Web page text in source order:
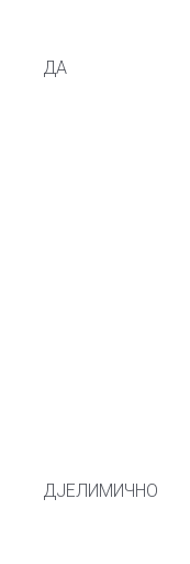
ДА
ДЈЕЛИМИЧНО